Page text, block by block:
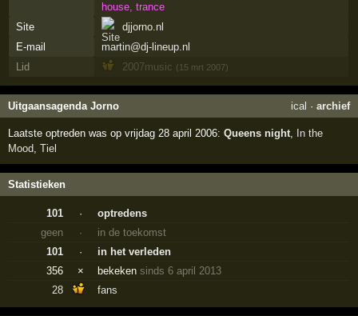
house, trance
Site
djjorno.nl
E-mail
martin@dj-lineup.nl
Lid
2007music (15 mrt 2007)
Uitgaansagenda Jorno ical · archief
Laatste optreden was op vrijdag 28 april 2006:Queens night, In the
Mood,Tiel
Statistieken
101 ·
optredens
geen
·
in de toekomst
101
·
in het verleden
356
× bekekensinds 6 april 2013
28
fans